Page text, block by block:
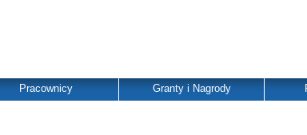
Pracownicy Granty i Nagrody